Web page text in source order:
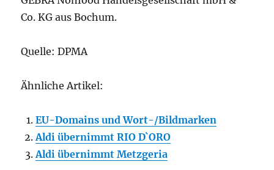
Co. KG aus Bochum.
Quelle: DPMA
Ähnliche Artikel:
EU-Domains und Wort-/Bildmarken
Aldi übernimmt RIO D`ORO
Aldi übernimmt Metzgeria